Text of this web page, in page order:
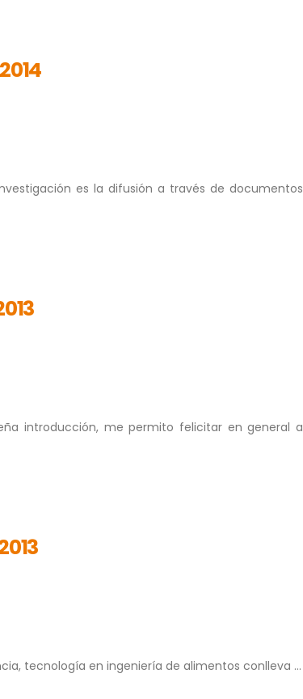
es la difusión a través de documentos
introducción, me permito felicitar en general a
tecnología en ingeniería de alimentos conlleva …